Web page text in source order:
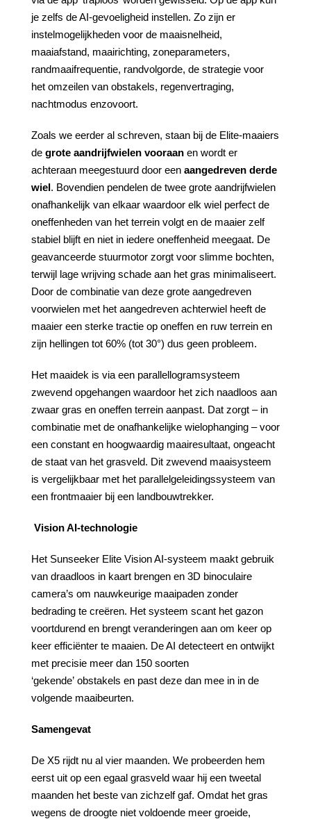
je zelfs de AI-gevoeligheid instellen. Zo zijn er
instelmogelijkheden voor de maaisnelheid,
maaiafstand, maairichting, zoneparameters,
randmaaifrequentie, randvolgorde, de strategie voor
het omzeilen van obstakels, regenvertraging,
nachtmodus enzovoort.
Zoals we eerder al schreven, staan bij de Elite-maaiers
de grote aandrijfwielen vooraan en wordt er
achteraan meegestuurd door een aangedreven derde
wiel. Bovendien pendelen de twee grote aandrijfwielen
onafhankelijk van elkaar waardoor elk wiel perfect de
oneffenheden van het terrein volgt en de maaier zelf
stabiel blijft en niet in iedere oneffenheid meegaat. De
geavanceerde stuurmotor zorgt voor slimme bochten,
terwijl lage wrijving schade aan het gras minimaliseert.
Door de combinatie van deze grote aangedreven
voorwielen met het aangedreven achterwiel heeft de
maaier een sterke tractie op oneffen en ruw terrein en
zijn hellingen tot 60% (tot 30°) dus geen probleem.
Het maaidek is via een parallellogramsysteem
zwevend opgehangen waardoor het zich naadloos aan
zwaar gras en oneffen terrein aanpast. Dat zorgt – in
combinatie met de onafhankelijke wielophanging – voor
een constant en hoogwaardig maairesultaat, ongeacht
de staat van het grasveld. Dit zwevend maaisysteem
is vergelijkbaar met het parallelgeleidingssysteem van
een frontmaaier bij een landbouwtrekker.
Vision AI-technologie
Het Sunseeker Elite Vision AI-systeem maakt gebruik
van draadloos in kaart brengen en 3D binoculaire
camera’s om nauwkeurige maaipaden zonder
bedrading te creëren. Het systeem scant het gazon
voortdurend en brengt veranderingen aan om keer op
keer efficiënter te maaien. De AI detecteert en ontwijkt
met precisie meer dan 150 soorten
‘gekende’ obstakels en past deze dan mee in in de
volgende maaibeurten.
Samengevat
De X5 rijdt nu al vier maanden. We probeerden hem
eerst uit op een egaal grasveld waar hij een tweetal
maanden het beste van zichzelf gaf. Omdat het gras
wegens de droogte niet voldoende meer groeide,